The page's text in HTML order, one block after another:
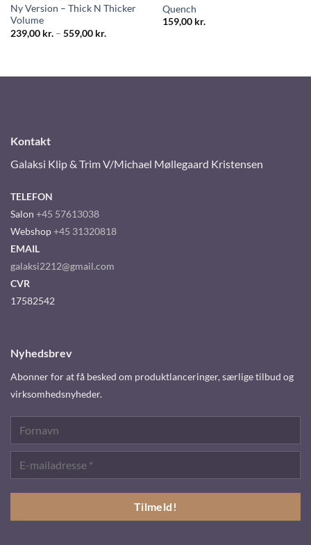
Ny Version – Thick N Thicker
Volume
239,00 kr.– 559,00 kr.
Quench
159,00 kr.
Kontakt
Galaksi Klip & Trim V/Michael Møllegaard Kristensen
TELEFON
Salon +45 57613038
Webshop+45 31320818
EMAIL
galaksi2212@gmail.com
CVR
17582542
Nyhedsbrev
Abonner for at få besked om produktlanceringer, særlige tilbud og
virksomhedsnyheder.